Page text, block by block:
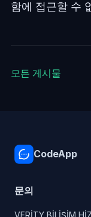
함에 접근할 수
모든 게시물
CodeApp
문의
VERİTY BİLİŞİM